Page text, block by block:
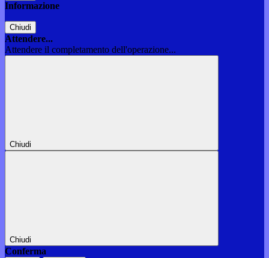
Informazione
Chiudi
Attendere...
Attendere il completamento dell'operazione...
Chiudi
Chiudi
Conferma